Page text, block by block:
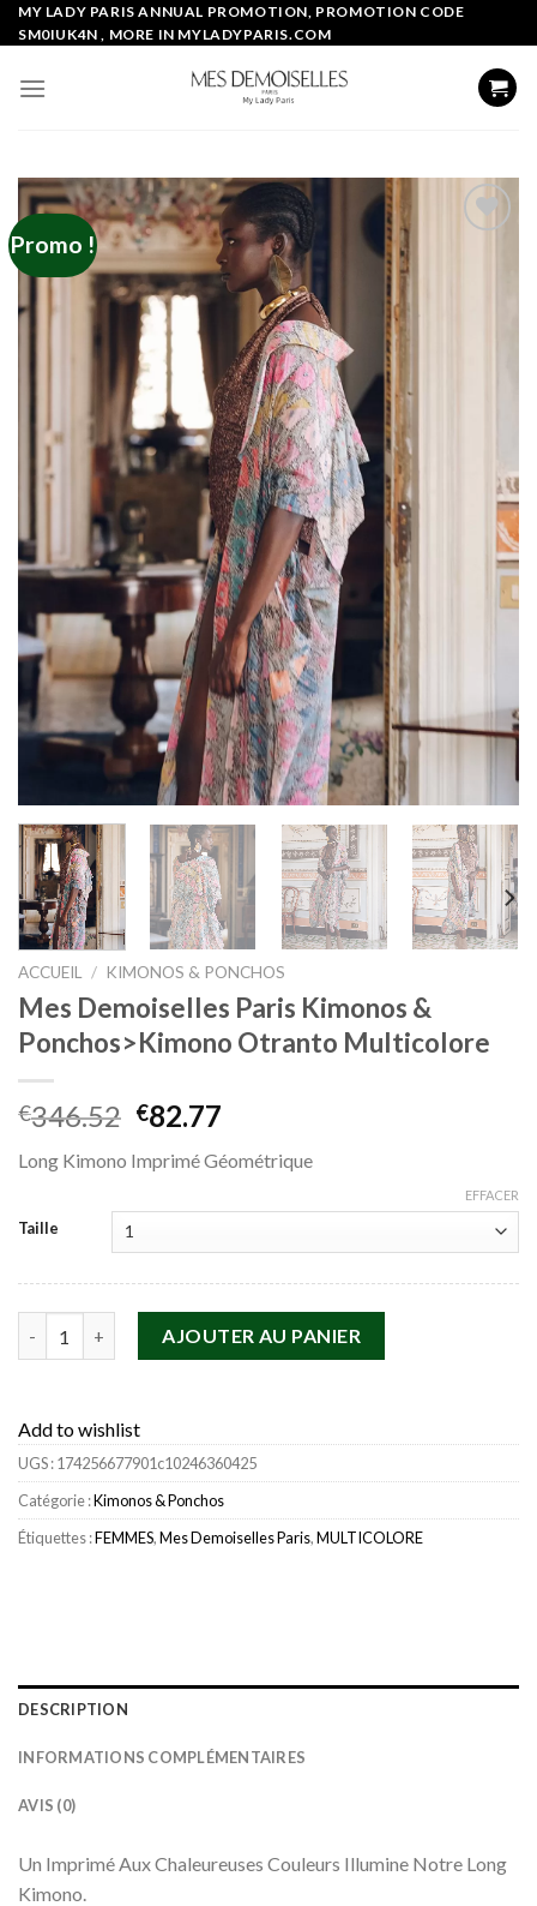
Skip
to
MY LADY PARIS ANNUAL PROMOTION, PROMOTION CODE
SM0IUK4N , MORE IN MYLADYPARIS.COM
Promo !
ACCUEIL / KIMONOS & PONCHOS
Mes Demoiselles Paris Kimonos &
Ponchos>Kimono Otranto Multicolore
€346.52 Le
initial
€82.77
actuel
Long Kimono Imprimé Géométrique
Taille
EFFACER
AJOUTER AU PANIER
Add to wishlist
UGS :174256677901c10246360425
Catégorie :Kimonos & Ponchos
Étiquettes :FEMMES,Mes Demoiselles Paris,MULTICOLORE
DESCRIPTION
INFORMATIONS COMPLÉMENTAIRES
AVIS (0)
Un Imprimé Aux Chaleureuses Couleurs Illumine Notre Long
Kimono.